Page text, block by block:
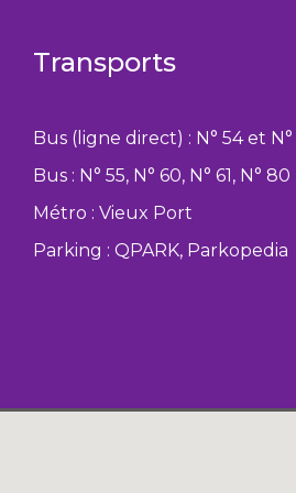
Transports
Bus (ligne direct) : N° 54 et N°
Bus : N° 55, N° 60, N° 61, N° 80
Métro : Vieux Port
Parking : QPARK, Parkopedia